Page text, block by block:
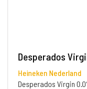
Desperados
Heineken Nederland
Desperados Virgin